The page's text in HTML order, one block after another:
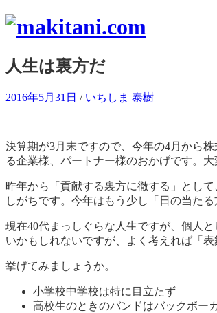
コ
ン
ツ
へ
プ
人生は裏方だ
2016年5月31日 / いちしま 泰樹
決算期が3月末ですので、今年の4月から
る企業様、パートナー様のおかげです。大
昨年から「貢献する裏方に徹する」とし
しがちです。今年はもう少し「日の当た
現在40代まっしぐらな人生ですが、個人
いかもしれないですが、よく考えれば「
挙げてみましょうか。
小学校中学校は特に目立たず
高校生のときのバンドはバックボー